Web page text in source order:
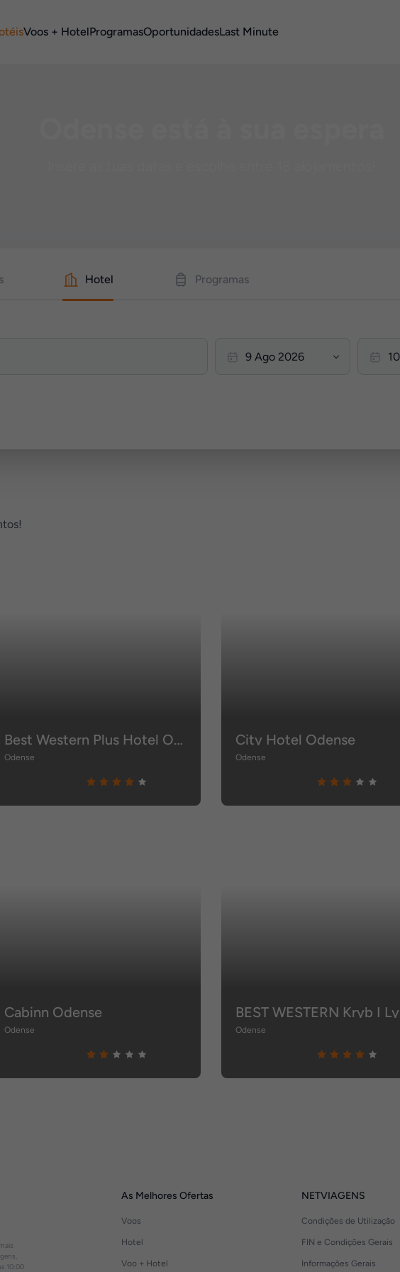
Voos + HotelProgramasOportunidadesLast Minute
Hotel Programas
Best Western Plus Hotel Odense
Odense
City Hotel Odense
Odense
Cabinn Odense
Odense
BEST WESTERN Kryb I Ly
Odense
10:00
As Melhores Ofertas
Voos
Hotel
Voo + Hotel
NETVIAGENS
Condições de Utilização
FIN e Condições Gerais
Informações Gerais